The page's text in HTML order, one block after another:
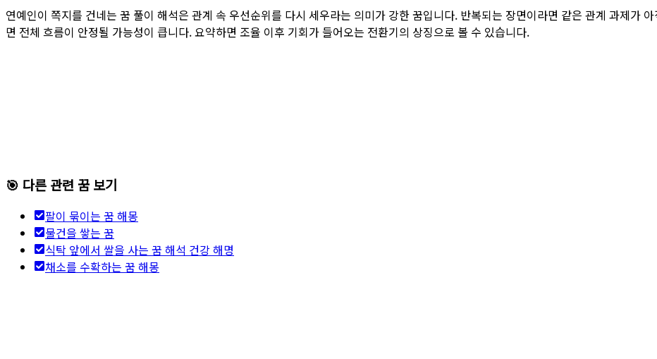
연예인이 쪽지를 건네는 꿈 풀이 해석은 관계 속 우선순위를 다시 세우라는 의미가 강한 꿈입니다. 반복되는 장면이라면 같은 관계 과제가
면 전체 흐름이 안정될 가능성이 큽니다. 요약하면 조율 이후 기회가 들어오는 전환기의 상징으로 볼 수 있습니다.
🎯 다른 관련 꿈 보기
팔이 묶이는 꿈 해몽
물건을 쌓는 꿈
식탁 앞에서 쌀을 사는 꿈 해석 건강 해명
채소를 수확하는 꿈 해몽